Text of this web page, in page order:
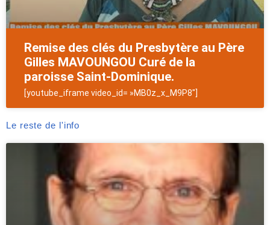
Remise des clés du Presbytère au Père
Gilles MAVOUNGOU Curé de la
paroisse Saint-Dominique.
[youtube_iframe video_id= »MB0z_x_M9P8″]
Le reste de l'info